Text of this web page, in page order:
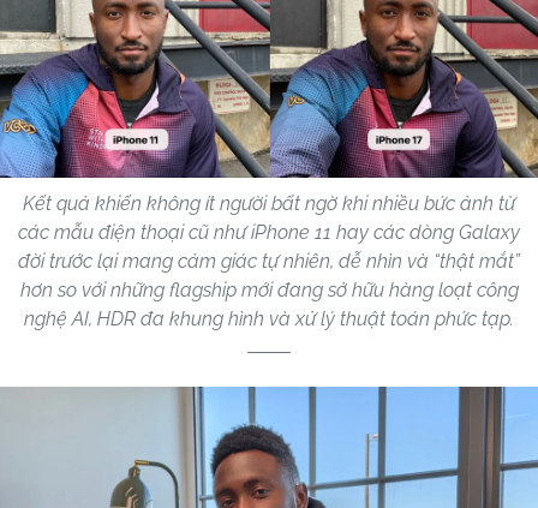
Kết quả khiến không ít người bất ngờ khi nhiều bức ảnh từ
các mẫu điện thoại cũ như iPhone 11 hay các dòng Galaxy
đời trước lại mang cảm giác tự nhiên, dễ nhìn và “thật mắt”
hơn so với những flagship mới đang sở hữu hàng loạt công
nghệ AI, HDR đa khung hình và xử lý thuật toán phức tạp.